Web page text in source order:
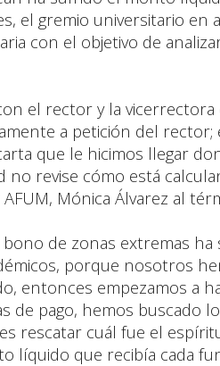
el gremio universitario en
con el objetivo de
el rector y la
a petición del
que le hicimos llegar
no revise cómo está
Mónica Álvarez al
bono de zonas extremas
porque nosotros
entonces empezamos a
de pago, hemos buscado
rescatar cuál fue el
líquido que recibía cada